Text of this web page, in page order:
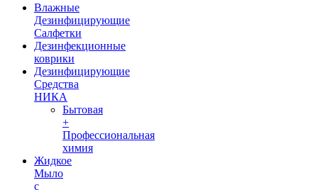
Влажные
Дезинфицирующие
Салфетки
Дезинфекционные
коврики
Дезинфицирующие
Средства
НИКА
Бытовая
+
Профессиональная
химия
Жидкое
Мыло
с